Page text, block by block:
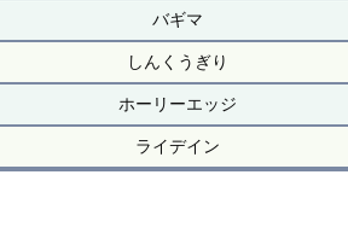
バギマ
しんくうぎり
ホーリーエッジ
ライデイン